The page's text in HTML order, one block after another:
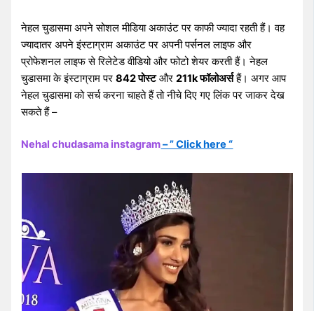
नेहल चुडासमा अपने सोशल मीडिया अकाउंट पर काफी ज्यादा रहती हैं। वह
ज्यादातर अपने इंस्टाग्राम अकाउंट पर अपनी पर्सनल लाइफ और
प्रोफेशनल लाइफ से रिलेटेड वीडियो और फोटो शेयर करती हैं। नेहल
चुडासमा के इंस्टाग्राम पर842 पोस्टऔर211k फॉलोअर्सहैं। अगर आप
नेहल चुडासमा को सर्च करना चाहते हैं तो नीचे दिए गए लिंक पर जाकर देख
सकते हैं –
Nehal chudasama instagram– ” Click here “